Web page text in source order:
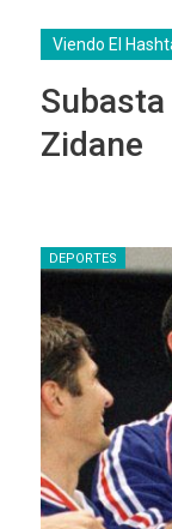
Viendo El
Subasta
Zidane
DEPORTES